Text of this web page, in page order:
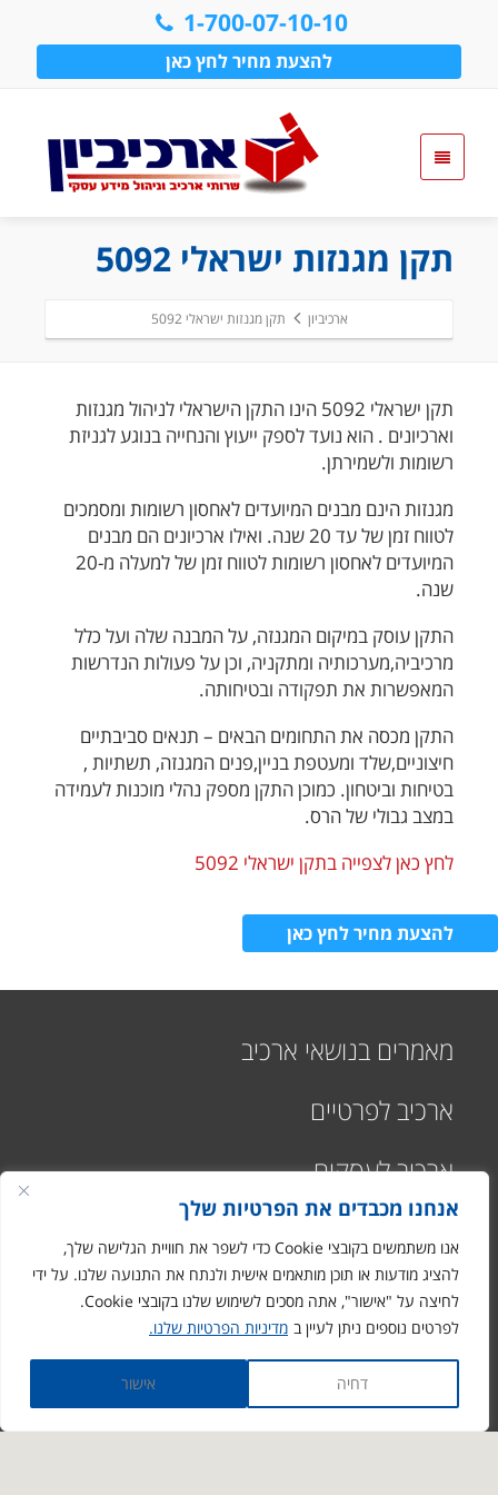
אנחנו מכבדים את הפרטיות שלך
אנו משתמשים בקובצי Cookie כדי לשפר את חוויית הגלישה שלך,
להציג מודעות או תוכן מותאמים אישית ולנתח את התנועה שלנו. על ידי
לחיצה על "אישור", אתה מסכים לשימוש שלנו בקובצי Cookie.
לפרטים נוספים ניתן לעיין ב מדיניות הפרטיות שלנו.
דחיה אישור
1-700-07-10-10
להצעת מחיר לחץ כאן
תקן מגנזות ישראלי 5092
ארכיביון תקן מגנזות ישראלי 5092
תקן ישראלי 5092 הינו התקן הישראלי לניהול מגנזות
וארכיונים . הוא נועד לספק ייעוץ והנחייה בנוגע לגניזת
רשומות ולשמירתן.
מגנזות הינם מבנים המיועדים לאחסון רשומות ומסמכים
לטווח זמן של עד 20 שנה. ואילו ארכיונים הם מבנים
המיועדים לאחסון רשומות לטווח זמן של למעלה מ-20
שנה.
התקן עוסק במיקום המגנזה, על המבנה שלה ועל כלל
מרכיביה,מערכותיה ומתקניה, וכן על פעולות הנדרשות
המאפשרות את תפקודה ובטיחותה.
התקן מכסה את התחומים הבאים – תנאים סביבתיים
חיצוניים,שלד ומעטפת בניין,פנים המגנזה, תשתיות ,
בטיחות וביטחון. כמוכן התקן מספק נהלי מוכנות לעמידה
במצב גבולי של הרס.
לחץ כאן לצפייה בתקן ישראלי 5092
להצעת מחיר לחץ כאן
מאמרים בנושאי ארכיב
ארכיב לפרטיים
ארכיב לעסקים
רח' התעשיה 1
מבוא חורון
ronen@arciv.co.il
1-700-07-10-10